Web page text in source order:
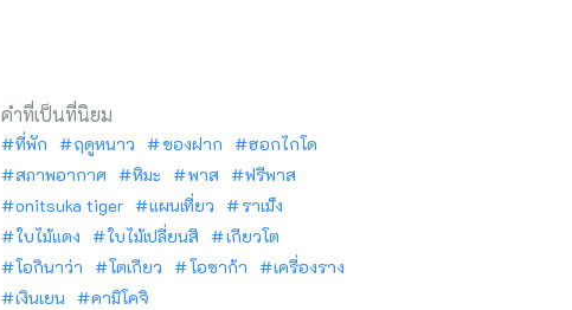
คำที่เป็นที่นิยม
ที่พัก ฤดูหนาว ของฝาก
ฮอกไกโด
สภาพอากาศ
หิมะ พาส
ฟรีพาส
onitsuka tiger
แผนเที่ยว
ราเม็ง
ใบไม้แดง
ใบไม้เปลี่ยนสี
เกียวโต
โอกินาว่า
โตเกียว โอซาก้า
เครื่องราง
เงินเยน
คามิโคจิ